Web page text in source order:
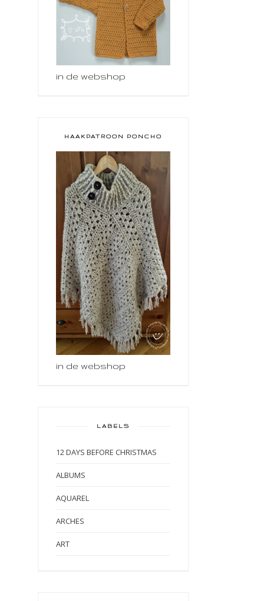
in de webshop
HAAKPATROON PONCHO
in de webshop
LABELS
12 DAYS BEFORE CHRISTMAS
ALBUMS
AQUAREL
ARCHES
ART